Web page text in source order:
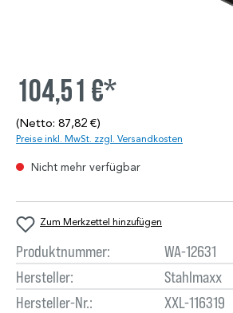
104,51 €*
(Netto: 87,82 €)
Preise inkl. MwSt. zzgl. Versandkosten
Nicht mehr verfügbar
Zum Merkzettel hinzufügen
Produktnummer:
WA-12631
Hersteller:
Stahlmaxx
Hersteller-Nr.:
XXL-116319